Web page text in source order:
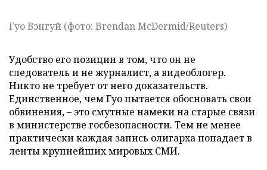
Гуо Вэнгуй (фото: Brendan McDermid/Reuters)
Удобство его позиции в том, что он не
следователь и не журналист, а видеоблогер.
Никто не требует от него доказательств.
Единственное, чем Гуо пытается обосновать свои
обвинения, – это смутные намеки на старые связи
в министерстве госбезопасности. Тем не менее
практически каждая запись олигарха попадает в
ленты крупнейших мировых СМИ.